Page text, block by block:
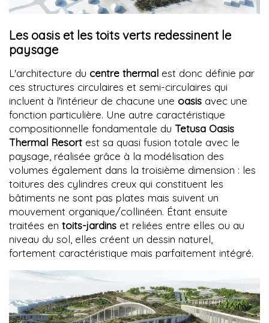
Les oasis et les toits verts redessinent le
paysage
L'architecture du centre thermal est donc définie par
ces structures circulaires et semi-circulaires qui
incluent à l'intérieur de chacune une oasis avec une
fonction particulière. Une autre caractéristique
compositionnelle fondamentale du Tetusa Oasis
Thermal Resort est sa quasi fusion totale avec le
paysage, réalisée grâce à la modélisation des
volumes également dans la troisième dimension : les
toitures des cylindres creux qui constituent les
bâtiments ne sont pas plates mais suivent un
mouvement organique/collinéen. Étant ensuite
traitées en toits-jardins et reliées entre elles ou au
niveau du sol, elles créent un dessin naturel,
fortement caractéristique mais parfaitement intégré.